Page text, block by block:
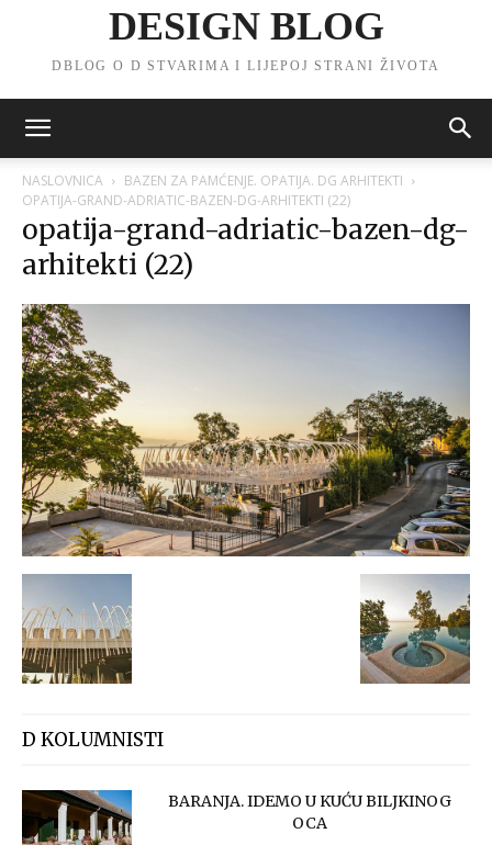
DESIGN BLOG
DBLOG O D STVARIMA I LIJEPOJ STRANI ŽIVOTA
NASLOVNICA
BAZEN ZA PAMĆENJE. OPATIJA. DG ARHITEKTI
OPATIJA-GRAND-ADRIATIC-BAZEN-DG-ARHITEKTI (22)
opatija-grand-adriatic-bazen-dg-
arhitekti (22)
D KOLUMNISTI
BARANJA. IDEMO U KUĆU BILJKINOG
OCA